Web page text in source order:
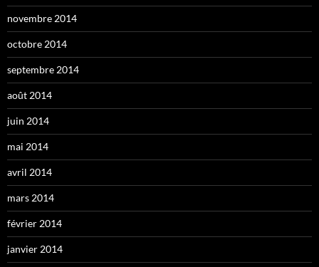
novembre 2014
octobre 2014
septembre 2014
août 2014
juin 2014
mai 2014
avril 2014
mars 2014
février 2014
janvier 2014